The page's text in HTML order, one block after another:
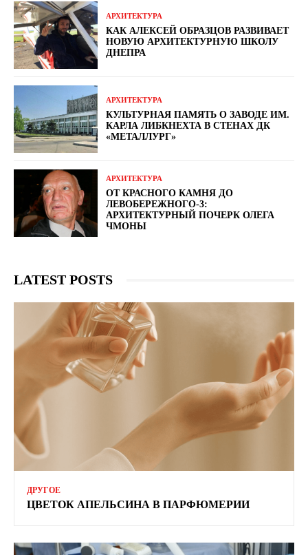
АРХИТЕКТУРА
КАК АЛЕКСЕЙ ОБРАЗЦОВ РАЗВИВАЕТ
НОВУЮ АРХИТЕКТУРНУЮ ШКОЛУ
ДНЕПРА
АРХИТЕКТУРА
КУЛЬТУРНАЯ ПАМЯТЬ О ЗАВОДЕ ИМ.
КАРЛА ЛИБКНЕХТА В СТЕНАХ ДК
«МЕТАЛЛУРГ»
АРХИТЕКТУРА
ОТ КРАСНОГО КАМНЯ ДО
ЛЕВОБЕРЕЖНОГО-3:
АРХИТЕКТУРНЫЙ ПОЧЕРК ОЛЕГА
ЧМОНЫ
LATEST POSTS
ДРУГОЕ
ЦВЕТОК АПЕЛЬСИНА В ПАРФЮМЕРИИ